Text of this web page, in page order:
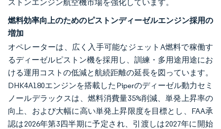
ストンエンジン航空機市場を強化しています。
燃料効率向上のためのピストンディーゼルエンジン採用の
増加
オペレーターは、広く入手可能なジェットA燃料で稼働す
るディーゼルピストン機を採用し、訓練・多用途用途にお
ける運用コストの低減と航続距離の延長を図っています。
DHK4A180エンジンを搭載したPiperのディーゼル動力セミ
ノールデラックスは、燃料消費量35%削減、単発上昇率の
向上、および大幅に高い単発上昇限度を目標とし、FAA承
認は2026年第3四半期に予定され、引渡しは2027年に開始